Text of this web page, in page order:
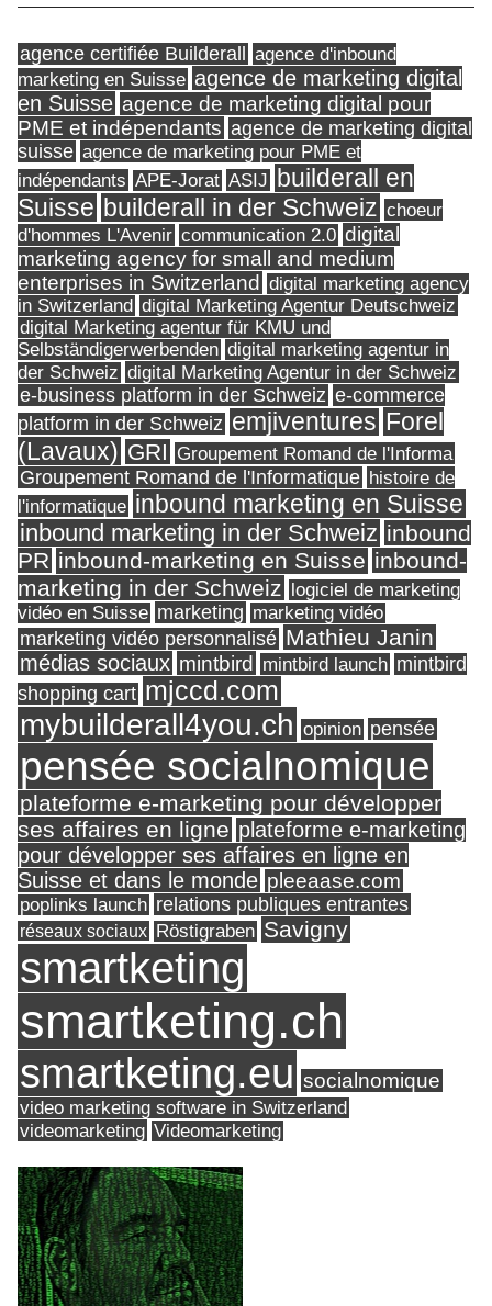
agence certifiée Builderall
agence d'inbound
marketing en Suisse agence de marketing digital
en Suisse agence de marketing digital pour
PME et indépendants agence de marketing digital
suisse agence de marketing pour PME et
indépendants APE-Jorat ASIJ builderall en
Suisse builderall in der Schweiz choeur
d'hommes L'Avenir communication 2.0 digital
marketing agency for small and medium
enterprises in Switzerland digital marketing agency
in Switzerland digital Marketing Agentur Deutschweiz
digital Marketing agentur für KMU und
Selbständigerwerbenden digital marketing agentur in
der Schweiz digital Marketing Agentur in der Schweiz
e-business platform in der Schweiz e-commerce
platform in der Schweiz emjiventures Forel
(Lavaux) GRI Groupement Romand de l'Informa
Groupement Romand de l'Informatique histoire de
l'informatique inbound marketing en Suisse
inbound marketing in der Schweiz inbound
PR inbound-marketing en Suisse inbound-
marketing in der Schweiz logiciel de marketing
vidéo en Suisse marketing marketing vidéo
marketing vidéo personnalisé Mathieu Janin
médias sociaux mintbird mintbird launch mintbird
shopping cart mjccd.com
mybuilderall4you.ch opinion pensée
pensée socialnomique
plateforme e-marketing pour développer
ses affaires en ligne plateforme e-marketing
pour développer ses affaires en ligne en
Suisse et dans le monde pleeaase.com
poplinks launch relations publiques entrantes
réseaux sociaux Röstigraben Savigny
smartketing
smartketing.ch
smartketing.eu socialnomique
video marketing software in Switzerland
videomarketing Videomarketing